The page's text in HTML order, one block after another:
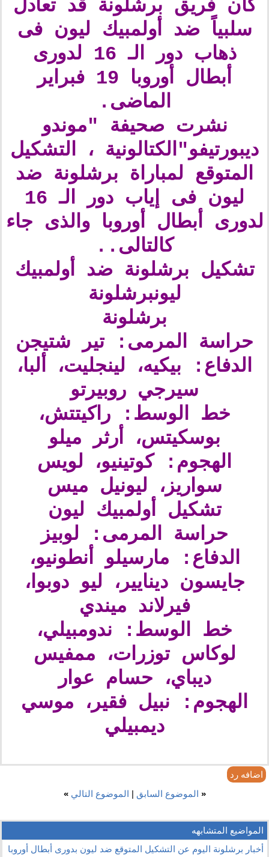
كان فريق برشلونة قد تعادل
سلبياً ضد أولمبيك ليون فى
ذهاب دور الـ 16 لدورى
أبطال أوروبا 19 فبراير
الماضى.
نشرت صحيفة "موندو
ديبورتيفو"الكتالونية ، التشكيل
المتوقع لمباراة برشلونة ضد
ليون فى إياب دور الـ 16
لدورى أبطال أوروبا والذى جاء
كالتالى..
تشكيل برشلونة ضد أولمبيك
ليونبرشلونة
برشلونة
حراسة المرمى: تير شتيجن
الدفاع: بيكيه، لينجليت، ألبا،
سيرجي روبيرتو
خط الوسط: راكيتتش،
بوسكيتس، أرثر ميلو
الهجوم: كوتينيو، لويس
سواريز، ليونيل ميس
تشكيل أولمبيك ليون
حراسة المرمى: لوبيز
الدفاع: مارسيلو أنطونيو،
جايسون دينايير، ليو دوبوا،
فيرلاند ميندي
خط الوسط: ندومبيلي،
لوكاس توزرات، ممفيس
ديباي، حسام عوار
الهجوم: نبيل فقير، موسي
ديمبيلي
اضافه رد
« الموضوع السابق | الموضوع التالي »
المواضيع المتشابهه
أخبار برشلونة اليوم عن التشكيل المتوقع ضد ليون بدورى أبطال أوروبا